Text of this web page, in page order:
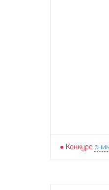
Конкурс